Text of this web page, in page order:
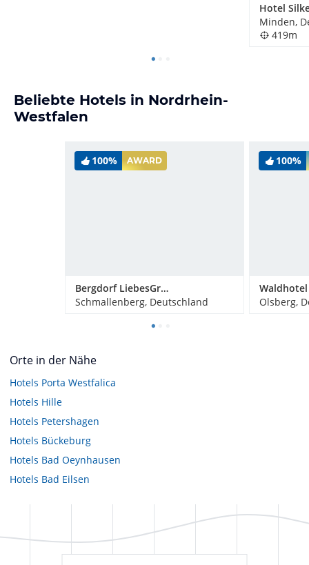
Hotel
Minden,
419m
Beliebte Hotels in Nordrhein-
Westfalen
100% AWARD
Bergdorf LiebesGrün
Schmallenberg, Deutschland
100%
Olsberg,
Orte in der Nähe
Hotels Porta Westfalica
Hotels Hille
Hotels Petershagen
Hotels Bückeburg
Hotels Bad Oeynhausen
Hotels Bad Eilsen